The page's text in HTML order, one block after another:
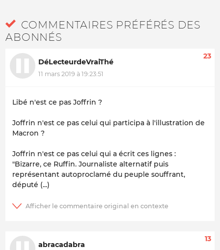
COMMENTAIRES PRÉFÉRÉS DES
ABONNÉS
DéLecteurdeVraiThé
11 mars 2019 à 19:23:51
23
Libé n'est ce pas Joffrin ?
Joffrin n'est ce pas celui qui participa à l'illustration de
Macron ?
Joffrin n'est ce pas celui qui a écrit ces lignes :
"Bizarre, ce Ruffin. Journaliste alternatif puis
représentant autoproclamé du peuple souffrant,
député (...)
abracadabra
13